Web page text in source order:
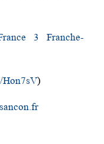
3 Franche-
)